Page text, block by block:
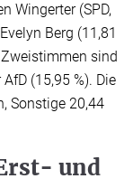
Wingerter (SPD,
Berg (11,81
sind
(15,95 %). Die
Sonstige 20,44
und